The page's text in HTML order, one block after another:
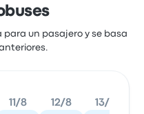
para un pasajero y se basa
11/8 12/8 13/8